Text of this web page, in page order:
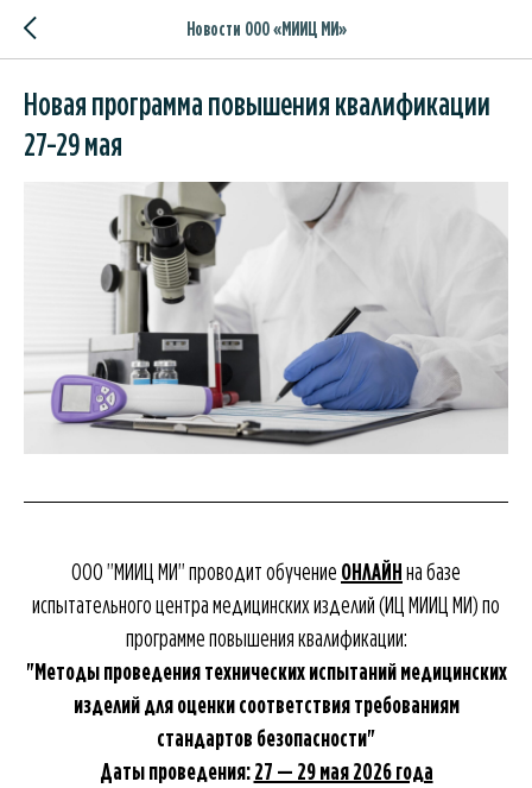
Новости ООО «МИИЦ МИ»
Новая программа повышения квалификации
27-29 мая
ООО "МИИЦ МИ" проводит обучение ОНЛАЙНна базе
испытательного центра медицинских изделий (ИЦ МИИЦ МИ) по
программе повышения квалификации:
"Методы проведения технических испытаний медицинских
изделий для оценки соответствия требованиям
стандартов безопасности"
Даты проведения:27 — 29 мая 2026 года